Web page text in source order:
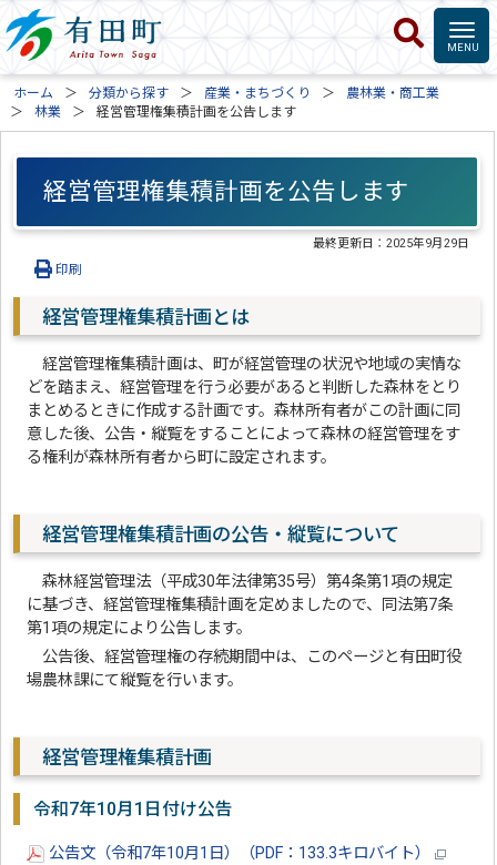
ホーム 分類から探す 産業・まちづくり
農林業・商工業
林業
経営管理権集積計画を公告します
経営管理権集積計画を公告します
最終更新日：2025年9月29日
印刷
経営管理権集積計画とは
経営管理権集積計画は、町が経営管理の状況や地域の実情な
どを踏まえ、経営管理を行う必要があると判断した森林をとり
まとめるときに作成する計画です。森林所有者がこの計画に同
意した後、公告・縦覧をすることによって森林の経営管理をす
る権利が森林所有者から町に設定されます。
経営管理権集積計画の公告・縦覧について
森林経営管理法（平成30年法律第35号）第4条第1項の規定
に基づき、経営管理権集積計画を定めましたので、同法第7条
第1項の規定により公告します。
公告後、経営管理権の存続期間中は、このページと有田町役
場農林課にて縦覧を行います。
経営管理権集積計画
令和7年10月1日付け公告
公告文（令和7年10月1日）（PDF：133.3キロバイト）